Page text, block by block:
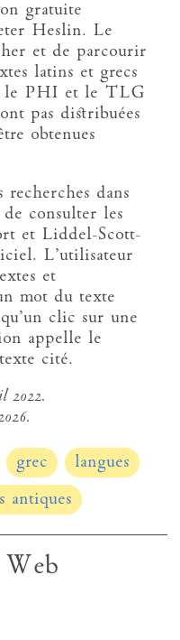
gratuite
Heslin. Le
et de parcourir
latins et grecs
le PHI et le TLG
pas distribuées
obtenues
dans
consulter les
et Liddel-Scott-
L’utilisateur
et
mot du texte
clic sur une
appelle le
cité.
2022.
grec
langues
antiques
Web